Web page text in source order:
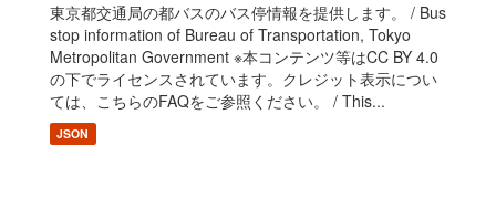
東京都交通局の都バスのバス停情報を提供します。 / Bus
stop information of Bureau of Transportation, Tokyo
Metropolitan Government ※本コンテンツ等はCC BY 4.0
の下でライセンスされています。クレジット表示につい
ては、こちらのFAQをご参照ください。 / This...
JSON